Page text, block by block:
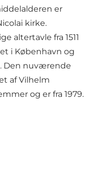
er
kirke.
altertavle fra 1511
i København og
Den nuværende
af Vilhelm
og er fra 1979.